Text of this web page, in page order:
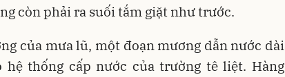
còn phải ra suối tắm giặt như trước.
của mưa lũ, một đoạn mương dẫn nước dài
hệ thống cấp nước của trường tê liệt. Hàng